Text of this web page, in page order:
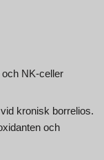
NK-celler
kronisk borrelios.
och